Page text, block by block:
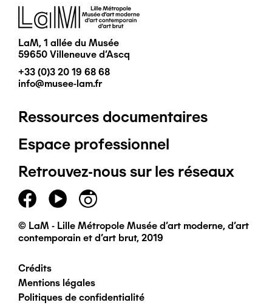
Image
LaM, 1 allée du Musée
59650 Villeneuve d'Ascq
+33 (0)3 20 19 68 68
info@musee-lam.fr
Pied
de
page
principal
Ressources documentaires
Espace professionnel
Retrouvez-nous sur les réseaux
© LaM - Lille Métropole Musée d'art moderne, d'art
contemporain et d'art brut, 2019
Pied
Crédits
Mentions légales
Politiques de confidentialité